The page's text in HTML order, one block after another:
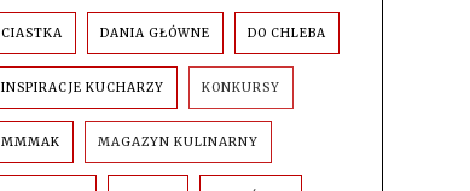
CIASTKA DANIA GŁÓWNE DO CHLEBA
INSPIRACJE KUCHARZY KONKURSY
MMMAK MAGAZYN KULINARNY